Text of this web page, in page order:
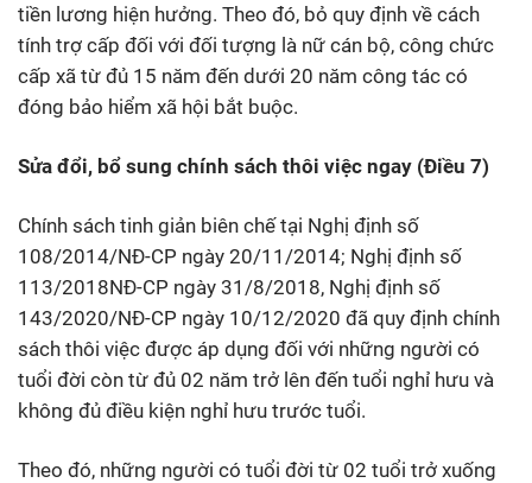
tiền lương hiện hưởng. Theo đó, bỏ quy định về cách
tính trợ cấp đối với đối tượng là nữ cán bộ, công chức
cấp xã từ đủ 15 năm đến dưới 20 năm công tác có
đóng bảo hiểm xã hội bắt buộc.
Sửa đổi, bổ sung chính sách thôi việc ngay (Điều 7)
Chính sách tinh giản biên chế tại Nghị định số
108/2014/NĐ-CP ngày 20/11/2014; Nghị định số
113/2018NĐ-CP ngày 31/8/2018, Nghị định số
143/2020/NĐ-CP ngày 10/12/2020 đã quy định chính
sách thôi việc được áp dụng đối với những người có
tuổi đời còn từ đủ 02 năm trở lên đến tuổi nghỉ hưu và
không đủ điều kiện nghỉ hưu trước tuổi.
Theo đó, những người có tuổi đời từ 02 tuổi trở xuống